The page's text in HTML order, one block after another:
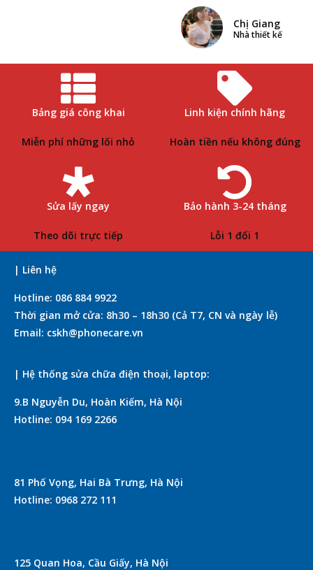
Chị Giang
Nhà thiết kế
Bảng giá công khai
Miễn phí những lối nhỏ
Linh kiện chính hãng
Hoàn tiền nếu không đúng
Sửa lấy ngay
Theo dõi trực tiếp
Bảo hành 3-24 tháng
Lỗi 1 đổi 1
| Liên hệ
Hotline: 086 884 9922
Thời gian mở cửa: 8h30 – 18h30 (Cả T7, CN và ngày lễ)
Email: cskh@phonecare.vn
| Hệ thống sửa chữa điện thoại, laptop:
9.B Nguyễn Du, Hoàn Kiếm, Hà Nội
Hotline: 094 169 2266
81 Phố Vọng, Hai Bà Trưng, Hà Nội
Hotline: 0968 272 111
125 Quan Hoa, Cầu Giấy, Hà Nội